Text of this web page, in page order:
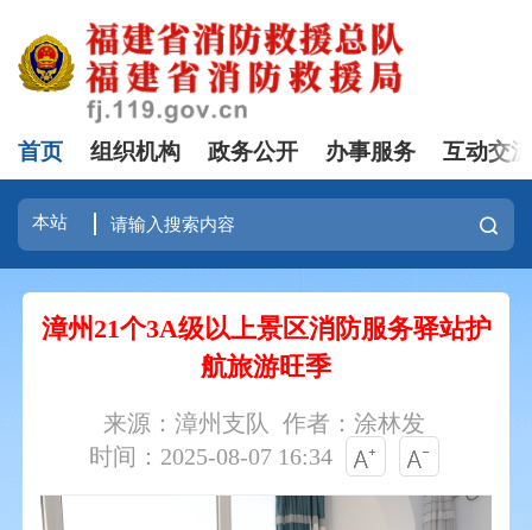
首页 组织机构 政务公开 办事服务 互动交
漳州21个3A级以上景区消防服务驿站护
航旅游旺季
来源：漳州支队
作者：涂林发
时间：2025-08-07 16:34